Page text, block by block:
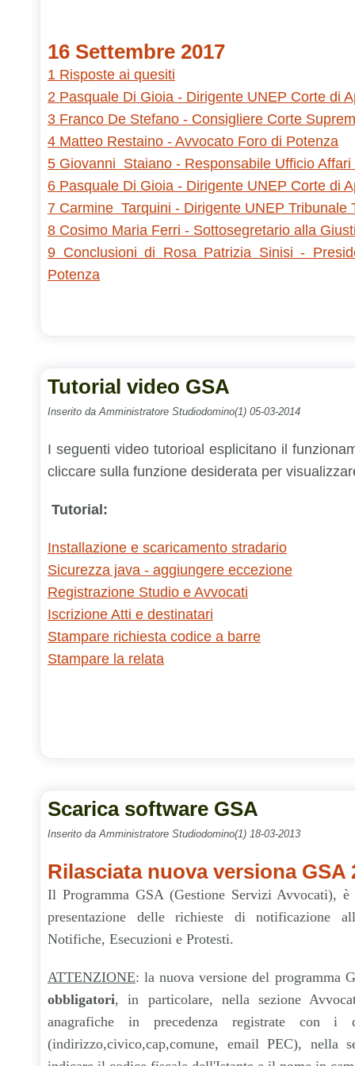
16 Settembre 2017
1 Risposte ai quesiti
2 Pasquale Di Gioia - Dirigente UNEP Corte di
3 Franco De Stefano - Consigliere Corte
4 Matteo Restaino - Avvocato Foro di Potenza
5 Giovanni Staiano - Responsabile Ufficio Affari
6 Pasquale Di Gioia - Dirigente UNEP Corte di
7 Carmine Tarquini - Dirigente UNEP Tribunale
8 Cosimo Maria Ferri - Sottosegretario alla
9 Conclusioni di Rosa Patrizia Sinisi -
Potenza
Tutorial video GSA
Inserito da Amministratore Studiodomino(1) 05-03-2014
I seguenti video tutorioal esplicitano il
cliccare sulla funzione desiderata per
Tutorial:
Installazione e scaricamento stradario
Sicurezza java - aggiungere eccezione
Registrazione Studio e Avvocati
Iscrizione Atti e destinatari
Stampare richiesta codice a barre
Stampare la relata
Scarica software GSA
Inserito da Amministratore Studiodomino(1) 18-03-2013
Rilasciata nuova versiona GSA
Il Programma GSA (Gestione Servizi Avvocati),
presentazione delle richieste di notificazione
Notifiche, Esecuzioni e Protesti.
ATTENZIONE: la nuova versione del programma
obbligatori, in particolare, nella sezione
anagrafiche in precedenza registrate con
(indirizzo,civico,cap,comune, email PEC), nella